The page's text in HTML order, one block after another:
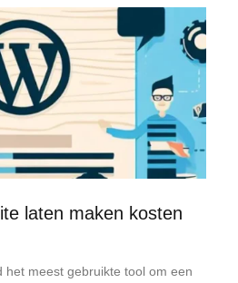
laten maken kosten
het meest gebruikte tool om een